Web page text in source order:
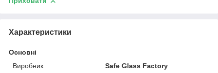
Характеристики
Основні
Виробник
Safe Glass Factory